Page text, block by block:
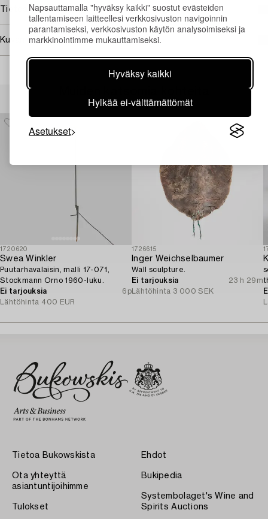
Napsauttamalla "hyväksy kaikki" suostut evästeiden
tallentamiseen laitteellesi verkkosivuston navigoinnin
parantamiseksi, verkkosivuston käytön analysoimiseksi ja
markkinointimme mukauttamiseksi.
Hyväksy kaikki
Hylkää ei-välttämättömät
Asetukset
Tietoa ostamisesta
Kuvan käyttöoikeudet
1720620
Swea Winkler
Puutarhavalaisin, malli 17-071,
Stockmann Orno 1960-luku.
Ei tarjouksia
6p
Lähtöhinta 400 EUR
1726615
Inger Weichselbaumer
Wall sculpture.
Ei tarjouksia
23 h 29m
Lähtöhinta 3 000 SEK
Tietoa Bukowskista
Ota yhteyttä
asiantuntijoihimme
Tulokset
Ehdot
Bukipedia
Systembolaget's Wine and
Spirits Auctions